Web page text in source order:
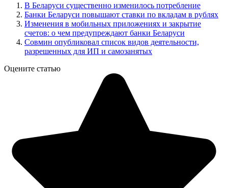
В Беларуси существенно изменилось потребление
Банки Беларуси повышают ставки по вкладам в рублях
Изменения в мобильных приложениях и закрытие
счетов: о чем предупреждают банки Беларуси
Совмин опубликовал список видов деятельности,
разрешенных для ИП и самозанятых
Оцените статью